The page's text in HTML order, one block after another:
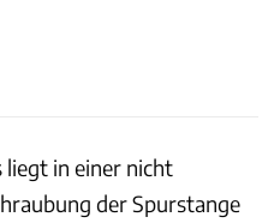
liegt in einer nicht
der Spurstange